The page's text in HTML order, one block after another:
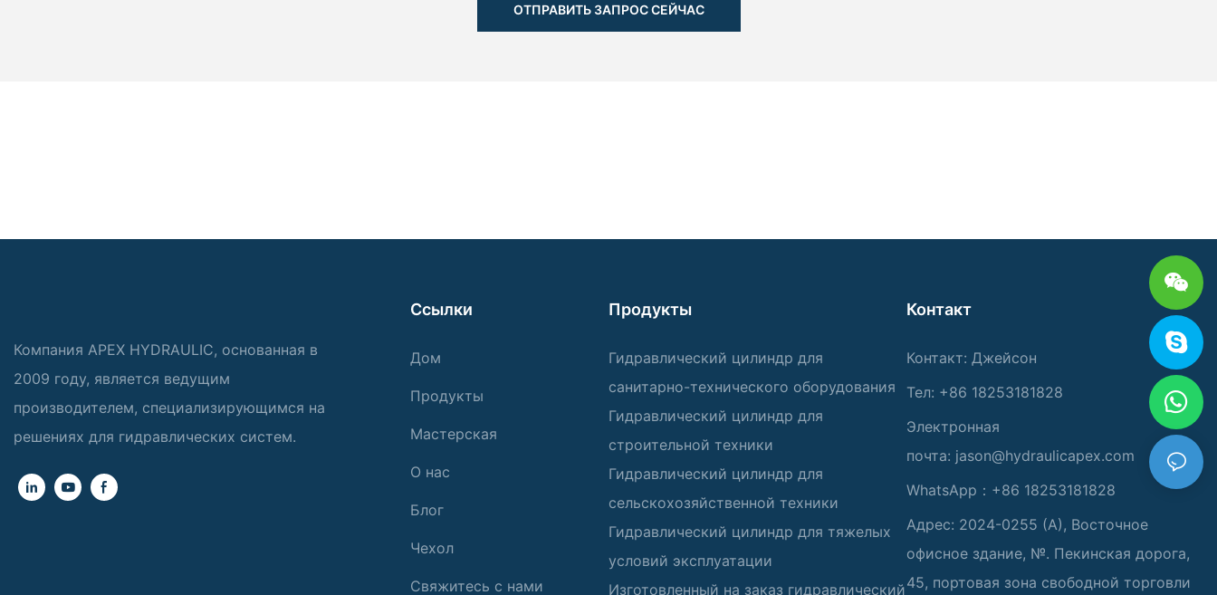
ОТПРАВИТЬ ЗАПРОС СЕЙЧАС
Компания APEX HYDRAULIC, основанная в
2009 году, является ведущим
производителем, специализирующимся на
решениях для гидравлических систем.
Ссылки
Дом
Продукты
Мастерская
О нас
Блог
Чехол
Свяжитесь с нами
Продукты
Гидравлический цилиндр для
санитарно-технического оборудования
Гидравлический цилиндр для
строительной техники
Гидравлический цилиндр для
сельскохозяйственной техники
Гидравлический цилиндр для тяжелых
условий эксплуатации
Изготовленный на заказ гидравлический
Контакт
Контакт: Джейсон
Тел: +86 18253181828
Электронная
почта: jason@hydraulicapex.com
WhatsApp：+86 18253181828
Адрес: 2024-0255 (А), Восточное
офисное здание, №. Пекинская дорога,
45, портовая зона свободной торговли